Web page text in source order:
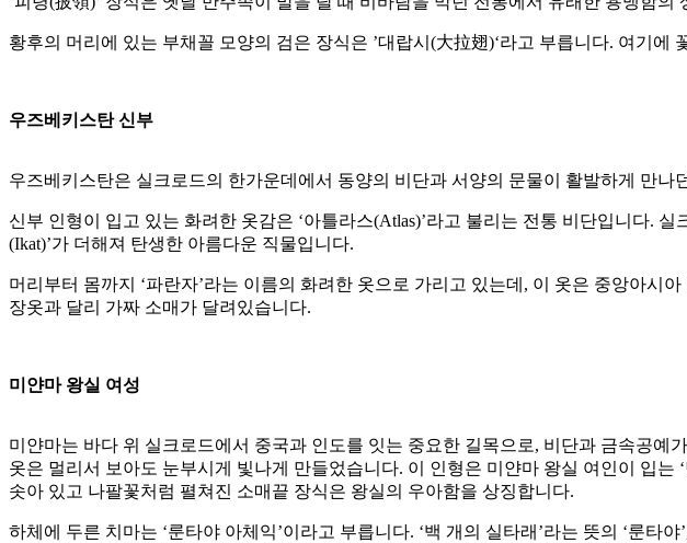
황후의 머리에 있는 부채꼴 모양의 검은 장식은 ’대랍시(大拉翅)‘라고 부릅니다. 여기
우즈베키스탄 신부
우즈베키스탄은 실크로드의 한가운데에서 동양의 비단과 서양의 문물이 활발하게 만나
신부 인형이 입고 있는 화려한 옷감은 ‘아틀라스(Atlas)’라고 불리는 전통 비단입니다.
(Ikat)’가 더해져 탄생한 아름다운 직물입니다.
머리부터 몸까지 ‘파란자’라는 이름의 화려한 옷으로 가리고 있는데, 이 옷은 중앙아
장옷과 달리 가짜 소매가 달려있습니다.
미얀마 왕실 여성
미얀마는 바다 위 실크로드에서 중국과 인도를 잇는 중요한 길목으로, 비단과 금속공예
옷은 멀리서 보아도 눈부시게 빛나게 만들었습니다. 이 인형은 미얀마 왕실 여인이 입
솟아 있고 나팔꽃처럼 펼쳐진 소매끝 장식은 왕실의 우아함을 상징합니다.
하체에 두른 치마는 ‘룬타야 아체익’이라고 부릅니다. ‘백 개의 실타래’라는 뜻의 ‘룬타